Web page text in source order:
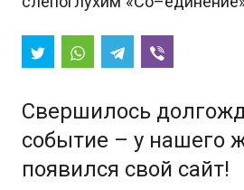
Свершилось
событие – у нашего
появился свой сайт!